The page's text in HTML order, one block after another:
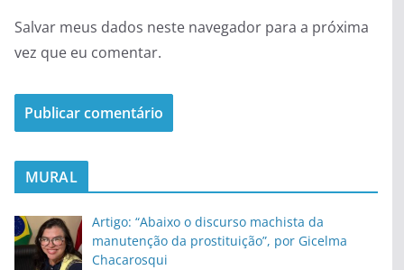
Salvar meus dados neste navegador para a próxima
vez que eu comentar.
MURAL
Artigo: “Abaixo o discurso machista da
manutenção da prostituição”, por Gicelma
Chacarosqui